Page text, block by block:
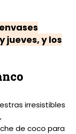
jueves, y los
irresistibles
de coco para